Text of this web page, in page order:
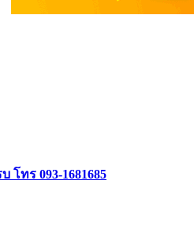
โทร 093-1681685